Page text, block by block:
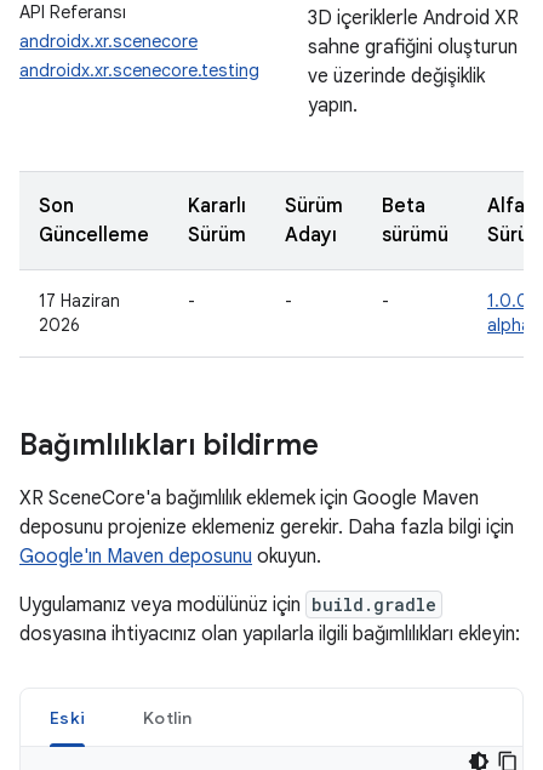
API Referansı
androidx.xr.scenecore
androidx.xr.scenecore.testing
3D içeriklerle Android XR
sahne grafiğini oluşturun
ve üzerinde değişiklik
yapın.
Son
Güncelleme
Kararlı
Sürüm
Sürüm
Adayı
Beta
sürümü
Alfa
17 Haziran
2026
- - -
1.0.0-
Bağımlılıkları bildirme
XR SceneCore'a bağımlılık eklemek için Google Maven
deposunu projenize eklemeniz gerekir. Daha fazla bilgi için
Google'ın Maven deposunu okuyun.
Uygulamanız veya modülünüz için build.gradle
dosyasına ihtiyacınız olan yapılarla ilgili bağımlılıkları ekleyin:
Eski Kotlin